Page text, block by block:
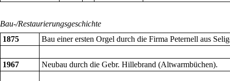
Bau-/Restaurierungsgeschichte
1875
Bau einer ersten Orgel durch die Firma Peternell aus
1967 Neubau durch die Gebr. Hillebrand (Altwarmbüchen).